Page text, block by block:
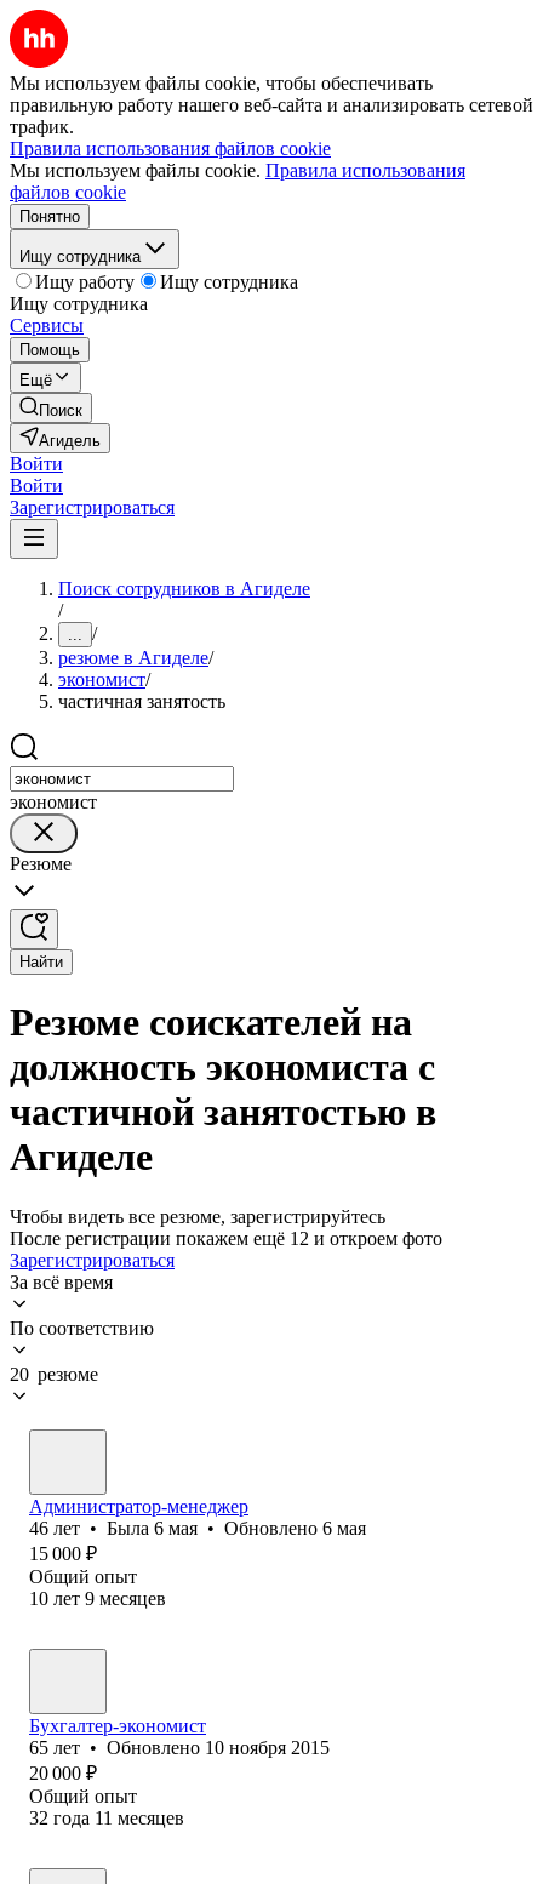
Мы используем файлы cookie, чтобы обеспечивать
правильную работу нашего веб-сайта и анализировать сетевой
трафик.
Правила использования файлов cookie
Мы используем файлы cookie. Правила использования
файлов cookie
Понятно
Ищу сотрудника
Ищу работу
Ищу сотрудника
Ищу сотрудника
Сервисы
Помощь
Ещё
Поиск
Агидель
Войти
Войти
Зарегистрироваться
Поиск сотрудников в Агиделе
/
... /
резюме в Агиделе/
экономист/
частичная занятость
экономист
Резюме
Найти
Резюме соискателей на
должность экономиста с
частичной занятостью в
Агиделе
Чтобы видеть все резюме, зарегистрируйтесь
После регистрации покажем ещё 12 и откроем фото
Зарегистрироваться
За всё время
По соответствию
20 резюме
Администратор-менеджер
46 лет • Была 6 мая • Обновлено 6 мая
15 000 ₽
Общий опыт
10 лет 9 месяцев
Бухгалтер-экономист
65 лет • Обновлено 10 ноября 2015
20 000 ₽
Общий опыт
32 года 11 месяцев